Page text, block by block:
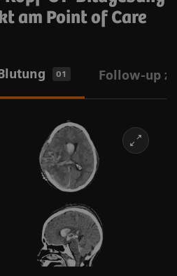
am Point of Care
01 Follow-up